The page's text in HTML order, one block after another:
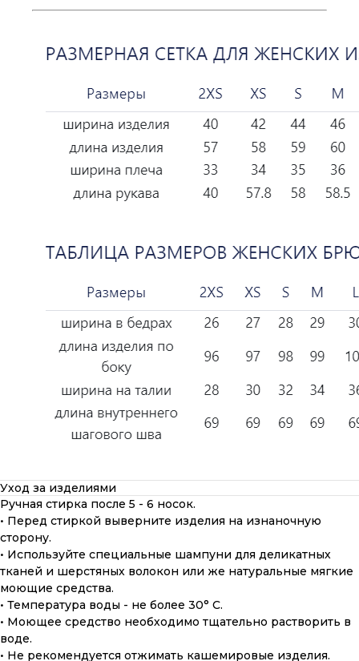
Уход за изделиями
Ручная стирка после 5 - 6 носок.
• Перед стиркой выверните изделия на изнаночную
сторону.
• Используйте специальные шампуни для деликатных
тканей и шерстяных волокон или же натуральные мягкие
моющие средства.
• Температура воды - не более 30° С.
• Моющее средство необходимо тщательно растворить в
воде.
• Не рекомендуется отжимать кашемировые изделия.